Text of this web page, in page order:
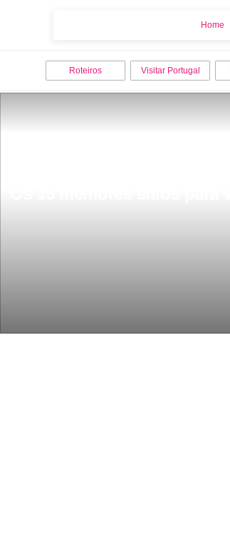
Home
Roteiros Visitar Portugal